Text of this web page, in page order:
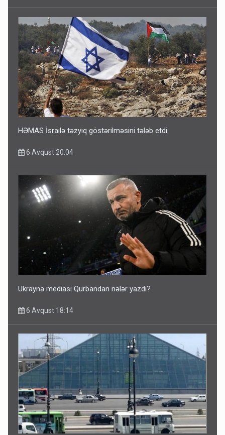
HƏMAS İsrailə təzyiq göstərilməsini tələb etdi
6 Avqust 20:04
Ukrayna mediası Qurbandan nələr yazdı?
6 Avqust 18:14